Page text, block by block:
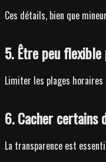
Ces détails, bien que
5. Être peu
Limiter les plages horaires
6. Cacher certains
La transparence est